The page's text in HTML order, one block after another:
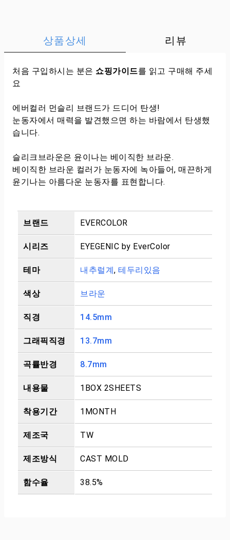
상품상세 리뷰
처음 구입하시는 분은 쇼핑가이드를 읽고 구매해 주세
요
에버컬러 먼슬리 브랜드가 드디어 탄생!
눈동자에서 매력을 발견했으면 하는 바람에서 탄생했
습니다.
슬리크브라운은 윤이나는 베이직한 브라운.
베이직한 브라운 컬러가 눈동자에 녹아들어, 매끈하게
윤기나는 아름다운 눈동자를 표현합니다.
브랜드 EVERCOLOR
시리즈 EYEGENIC by EverColor
테마 내추럴계, 테두리있음
색상 브라운
직경 14.5mm
그래픽직경 13.7mm
곡률반경 8.7mm
내용물 1BOX 2SHEETS
착용기간 1MONTH
제조국 TW
제조방식 CAST MOLD
함수율 38.5%